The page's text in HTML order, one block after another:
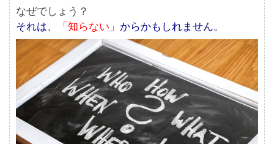
なぜでしょう？
それは、
「知らない」 からかもしれません。